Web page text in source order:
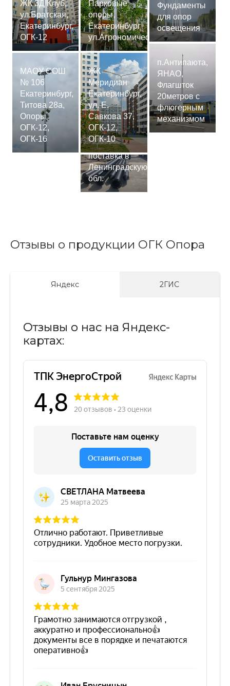
ЖК 3Д Клуб,
ул.Братская,
Екатеринбург,
ОГК-12
МАОУ СОШ
№ 106
Екатеринбург,
Титова 28а,
Опоры
ОГК-12,
ОГК-16
Парковые
опоры,
Екатеринбург
ул.Агрономическая
ЖК
Меридиан
Екатеринбург,
ул. Е.
Савкова 37,
ОГК-12,
ОГК-10
Сваи
СМ-7,75м,
поставка в
Ленинградскую
обл.
Фундаменты
для опор
освещения
п.Антипаюта,
ЯНАО,
Флагшток
20метров с
флюгерным
механизмом
Отзывы о продукции ОГК Опора
Яндекс 2ГИС
Отзывы о нас на Яндекс-
картах: